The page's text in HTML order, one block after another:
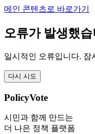
메인 콘텐츠로 바로가기
오류가 발생했
일시적인 오류입니다. 잠
다시 시도
PolicyVote
시민과 함께 만드는
더 나은 정책 플랫폼